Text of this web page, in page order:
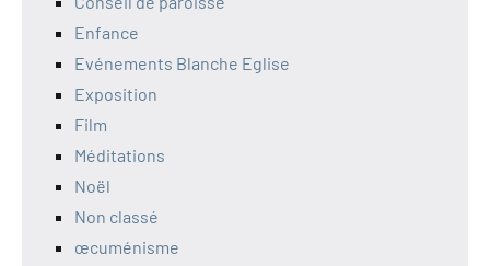
Enfance
Evénements Blanche Eglise
Exposition
Film
Méditations
Noël
Non classé
œcuménisme